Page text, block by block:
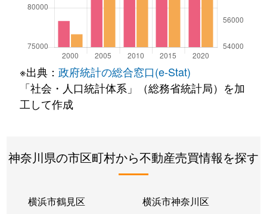
※出典： 政府統計の総合窓口(e-Stat)
「社会・人口統計体系」（総務省統計局）を加
工して作成
神奈川県の市区町村から不動産売買情報を探す
横浜市鶴見区 横浜市神奈川区